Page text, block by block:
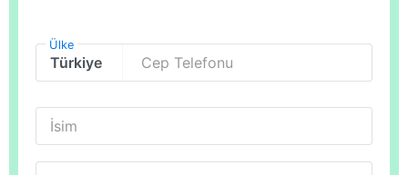
Ülke
Cep Telefonu
İsim